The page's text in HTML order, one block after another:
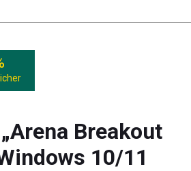
Breakout
10/11